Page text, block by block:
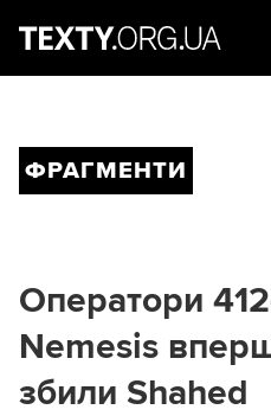
ФРАГМЕНТИ
Оператори
Nemesis
збили Shahed